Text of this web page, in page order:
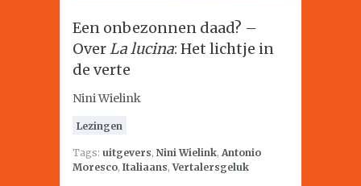
Een onbezonnen daad? –
OverLa lucina: Het lichtje in
de verte
Nini Wielink
Lezingen
Tags: uitgevers, Nini Wielink, Antonio
Moresco, Italiaans,Vertalersgeluk